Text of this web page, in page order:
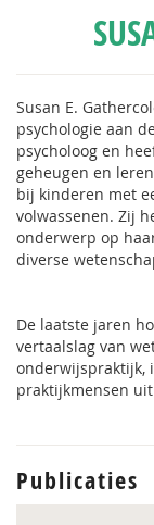
Susan E.
psychologie aan
psycholoog en
geheugen en
bij kinderen met
volwassenen. Zij
onderwerp op
diverse
De laatste jaren
vertaalslag van
onderwijspraktijk,
praktijkmensen
Publicaties